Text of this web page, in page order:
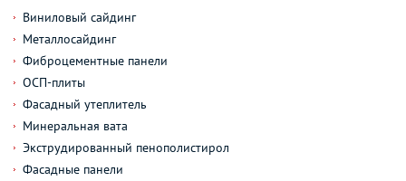
Виниловый сайдинг
Металлосайдинг
Фиброцементные панели
ОСП-плиты
Фасадный утеплитель
Минеральная вата
Экструдированный пенополистирол
Фасадные панели